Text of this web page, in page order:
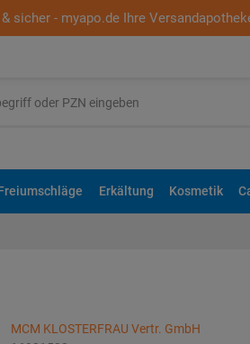
sicher - myapo.de Ihre
Erkältung Kosmetik
MCM KLOSTERFRAU Vertr. GmbH